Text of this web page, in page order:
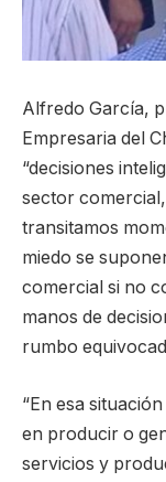
Alfredo García,
Empresaria del
“decisiones
sector
transitamos
miedo se
comercial si no
manos de
rumbo
“En esa
en producir o
servicios y